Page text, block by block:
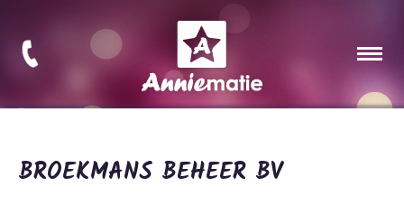
BROEKMANS BEHEER BV